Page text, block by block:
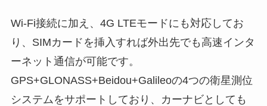
Wi-Fi接続に加え、4G LTEモードにも対応してお
り、SIMカードを挿入すれば外出先でも高速インタ
ーネット通信が可能です。
GPS+GLONASS+Beidou+Galileoの4つの衛星測位
システムをサポートしており、カーナビとしても